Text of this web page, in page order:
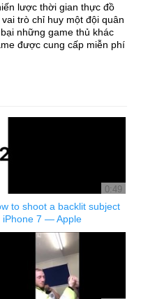
lược thời gian thực đồ
trò chỉ huy một đội quân
những game thủ khác
được cung cấp miễn phí
0:49
to shoot a backlit subject
iPhone 7 — Apple